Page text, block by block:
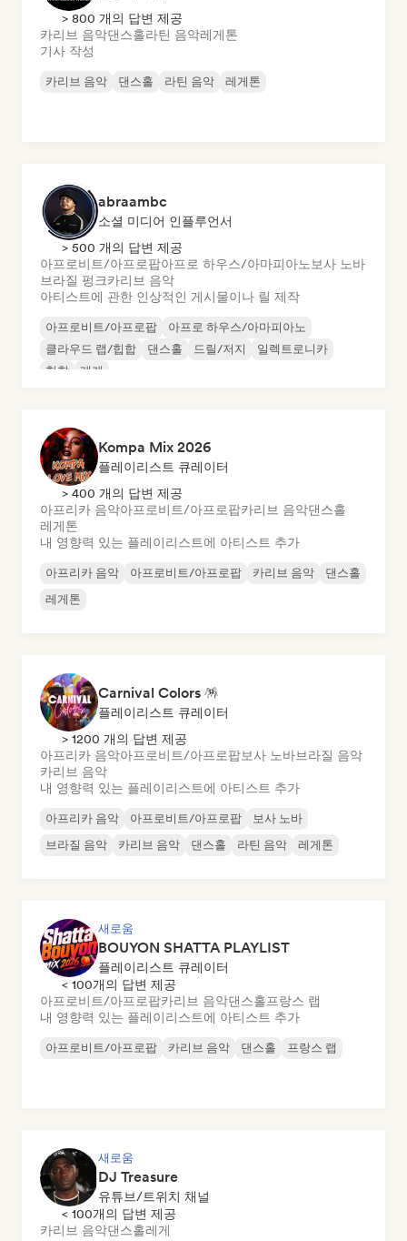
> 800 개의 답변 제공
카리브 음악댄스홀라틴 음악레게톤
기사 작성
카리브 음악 댄스홀 라틴 음악 레게톤
abraambc
소셜 미디어 인플루언서
> 500 개의 답변 제공
아프로비트/아프로팝아프로 하우스/아마피아노 보사 노바
브라질 펑크카리브 음악
아티스트에 관한 인상적인 게시물이나 릴 제작
아프로비트/아프로팝
아프로 하우스/아마피아노
클라우드 랩/힙합
댄스홀 드릴/저지
일렉트로니카
힙합
레게
Kompa Mix 2026
플레이리스트 큐레이터
> 400 개의 답변 제공
아프리카 음악아프로비트/아프로팝카리브 음악댄스홀
레게톤
내 영향력 있는 플레이리스트에 아티스트 추가
아프리카 음악 아프로비트/아프로팝 카리브 음악
댄스홀
레게톤
Carnival Colors 🪅
플레이리스트 큐레이터
> 1200 개의 답변 제공
아프리카 음악아프로비트/아프로팝보사 노바브라질 음악
카리브 음악
내 영향력 있는 플레이리스트에 아티스트 추가
아프리카 음악 아프로비트/아프로팝
보사 노바
브라질 음악
카리브 음악 댄스홀 라틴 음악 레게톤
새로움
BOUYON SHATTA PLAYLIST
플레이리스트 큐레이터
< 100개의 답변 제공
아프로비트/아프로팝카리브 음악댄스홀프랑스 랩
내 영향력 있는 플레이리스트에 아티스트 추가
아프로비트/아프로팝 카리브 음악 댄스홀 프랑스 랩
새로움
DJ Treasure
유튜브/트위치 채널
< 100개의 답변 제공
카리브 음악댄스홀레게